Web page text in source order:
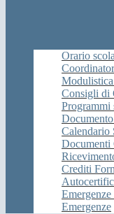
Orario
Consigli di
Programmi
Calendario
Documenti
Crediti
Emergenze